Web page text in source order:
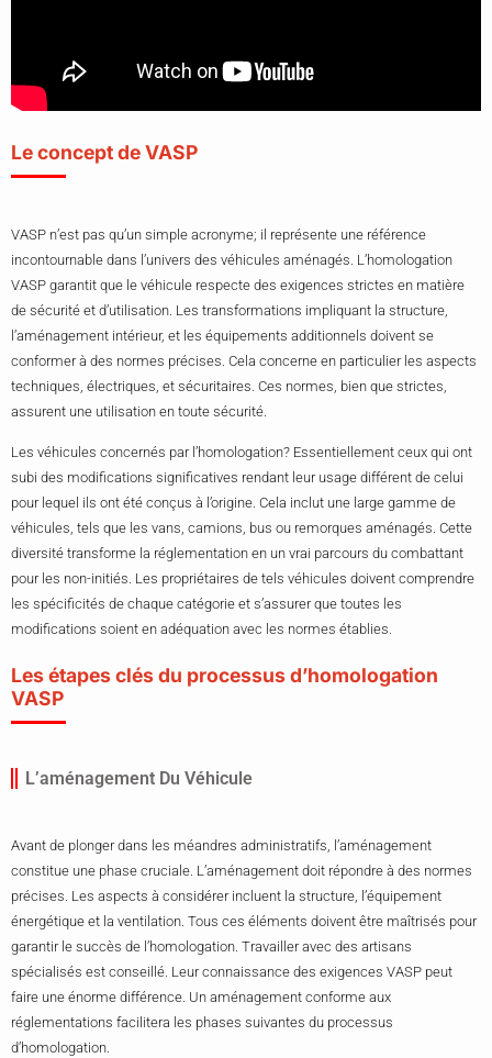
Le concept de VASP
VASP n’est pas qu’un simple acronyme; il représente une référence
incontournable dans l’univers des véhicules aménagés. L’homologation
VASP garantit que le véhicule respecte des exigences strictes en matière
de sécurité et d’utilisation. Les transformations impliquant la structure,
l’aménagement intérieur, et les équipements additionnels doivent se
conformer à des normes précises. Cela concerne en particulier les aspects
techniques, électriques, et sécuritaires. Ces normes, bien que strictes,
assurent une utilisation en toute sécurité.
Les véhicules concernés par l’homologation? Essentiellement ceux qui ont
subi des modifications significatives rendant leur usage différent de celui
pour lequel ils ont été conçus à l’origine. Cela inclut une large gamme de
véhicules, tels que les vans, camions, bus ou remorques aménagés. Cette
diversité transforme la réglementation en un vrai parcours du combattant
pour les non-initiés. Les propriétaires de tels véhicules doivent comprendre
les spécificités de chaque catégorie et s’assurer que toutes les
modifications soient en adéquation avec les normes établies.
Les étapes clés du processus d’homologation
VASP
L’aménagement Du Véhicule
Avant de plonger dans les méandres administratifs, l’aménagement
constitue une phase cruciale. L’aménagement doit répondre à des normes
précises. Les aspects à considérer incluent la structure, l’équipement
énergétique et la ventilation. Tous ces éléments doivent être maîtrisés pour
garantir le succès de l’homologation. Travailler avec des artisans
spécialisés est conseillé. Leur connaissance des exigences VASP peut
faire une énorme différence. Un aménagement conforme aux
réglementations facilitera les phases suivantes du processus
d’homologation.